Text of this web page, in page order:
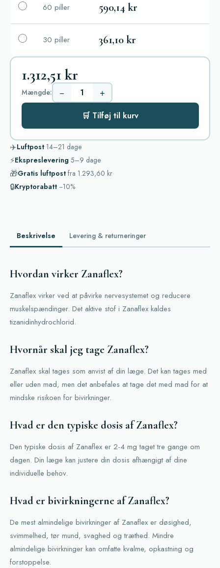
60 piller 590,14 kr
30 piller 361,10 kr
1.312,51 kr
Mængde: − +
🛒 Tilføj til kurv
✈️Luftpost 14–21 dage
⚡Ekspreslevering 5–9 dage
🎁Gratis luftpost fra 1.293,60 kr
🔒Kryptorabatt −10%
Beskrivelse Levering & returneringer
Hvordan virker Zanaflex?
Zanaflex virker ved at påvirke nervesystemet og reducere
muskelspændinger. Det aktive stof i Zanaflex kaldes
tizanidinhydrochlorid.
Hvornår skal jeg tage Zanaflex?
Zanaflex skal tages som anvist af din læge. Det kan tages med
eller uden mad, men det anbefales at tage det med mad for at
mindske risikoen for bivirkninger.
Hvad er den typiske dosis af Zanaflex?
Den typiske dosis af Zanaflex er 2-4 mg taget tre gange om
dagen. Din læge kan justere din dosis afhængigt af dine
individuelle behov.
Hvad er bivirkningerne af Zanaflex?
De mest almindelige bivirkninger af Zanaflex er døsighed,
svimmelhed, tør mund, svaghed og træthed. Mindre
almindelige bivirkninger kan omfatte kvalme, opkastning og
forstoppelse.